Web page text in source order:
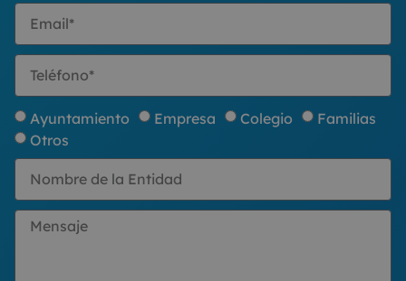
Ayuntamiento Empresa Colegio
Familias
Otros